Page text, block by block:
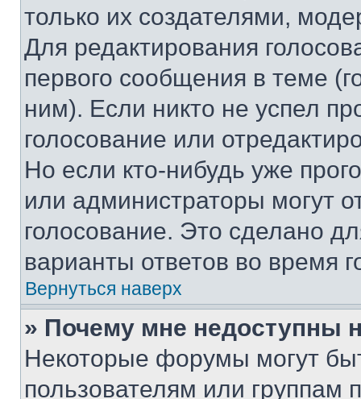
только их создателями,
Для редактирования
первого сообщения в теме
ним). Если никто не успел
голосование или
Но если кто-нибудь уже
или администраторы могут
голосование. Это сделано
варианты ответов во время
Вернуться наверх
» Почему мне недоступны
Некоторые форумы могут
пользователям или группам